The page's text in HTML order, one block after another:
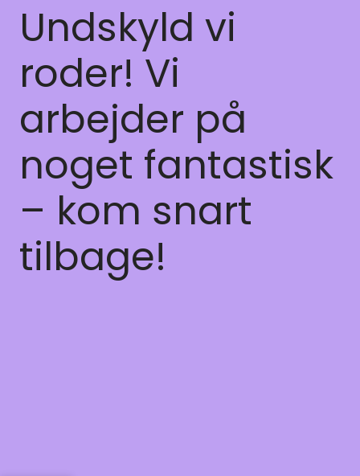
Undskyld vi
roder! Vi
arbejder på
noget fantastisk
– kom snart
tilbage!